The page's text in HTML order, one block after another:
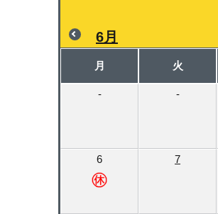
6月
月 火
- -
6 7